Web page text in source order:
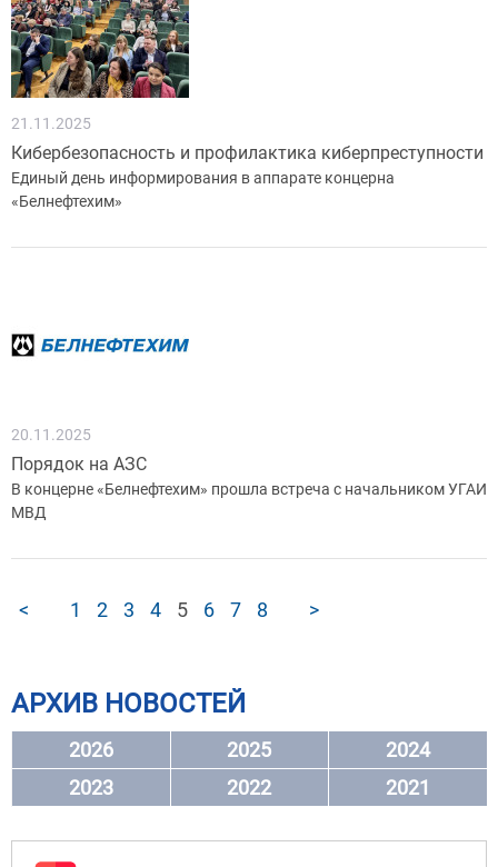
21.11.2025
Кибербезопасность и профилактика киберпреступности
Единый день информирования в аппарате концерна
«Белнефтехим»
20.11.2025
Порядок на АЗС
В концерне «Белнефтехим» прошла встреча с начальником УГАИ
МВД
< 1 2 3 4 5 6 7 8 >
АРХИВ НОВОСТЕЙ
2026 2025
2024
2023
2022 2021